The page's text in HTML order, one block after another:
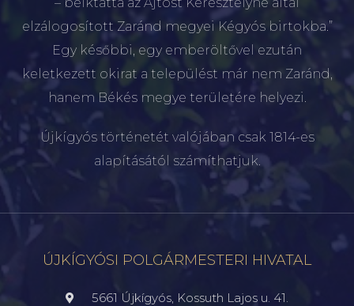
elzálogosított Zaránd megyei Kégyós birtokba.”
Egy későbbi, egy emberöltővel ezután
keletkezett okirat a települést már nem Zaránd,
hanem Békés megye területére helyezi.
Újkígyós történetét valójában csak 1814-es
alapításától számíthatjuk.
ÚJKÍGYÓSI POLGÁRMESTERI HIVATAL
5661 Újkígyós, Kossuth Lajos u. 41.